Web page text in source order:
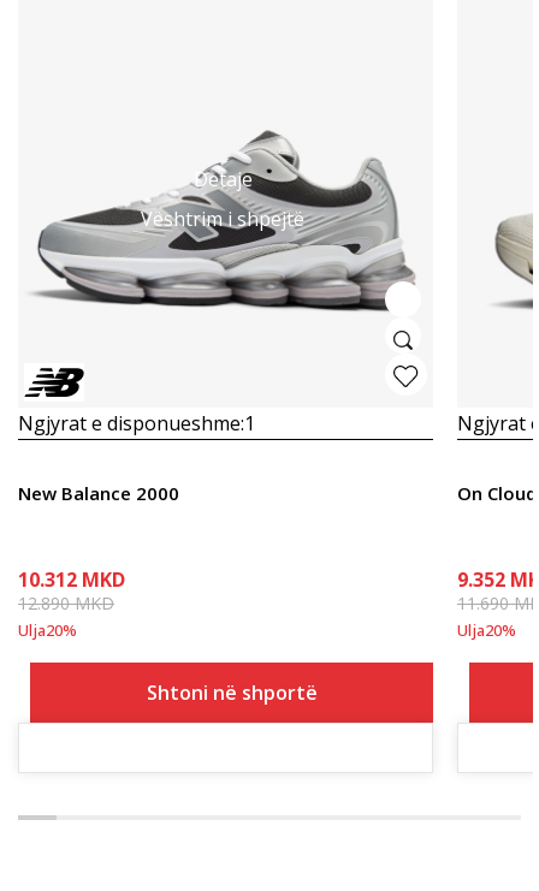
Detaje
Vështrim i shpejtë
Ngjyrat e disponueshme:1
New Balance 2000
10.312 MKD
12.890MKD
Ulja20%
Shtoni në shportë
Ngjyrat
On
9.352
11.690
Ulja20%